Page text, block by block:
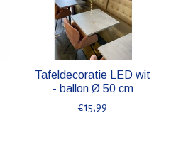
Tafeldecoratie LED wit
- ballon Ø 50 cm
€15,99